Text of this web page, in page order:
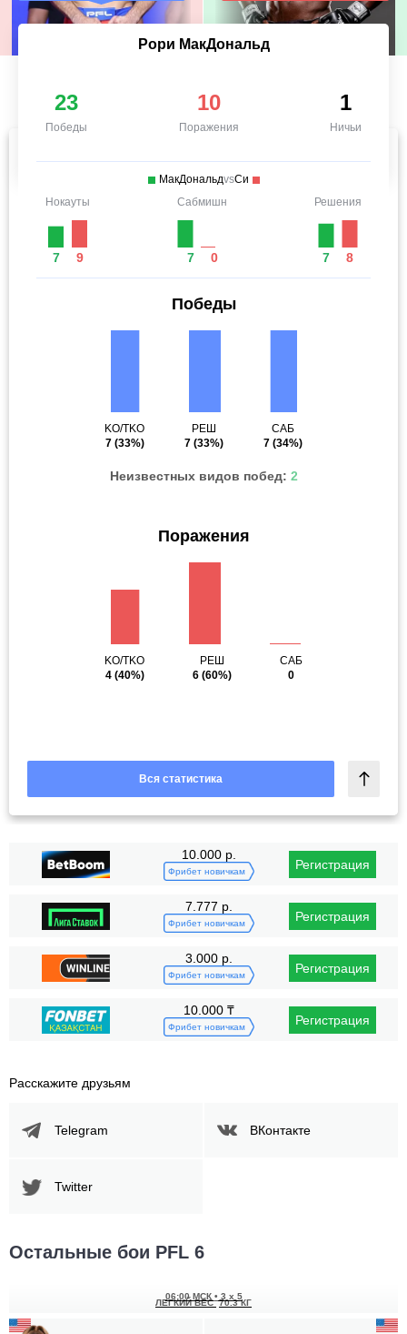
Рори МакДональд
23
Победы
10
Поражения
1
Ничьи
МакДональдvsСи
Нокауты
7 9
Сабмишн
7 0
Решения
7 8
Победы
KO/TKO
7(33%)
РЕШ
7 (33%)
САБ
7 (34%)
Неизвестных видов побед: 2
Поражения
KO/TKO
4(40%)
РЕШ
6 (60%)
САБ
0
Вся статистика
10.000 р.
Фрибет новичкам Регистрация
7.777 р.
Фрибет новичкам Регистрация
3.000 р.
Фрибет новичкам Регистрация
10.000 ₸
Фрибет новичкам Регистрация
Расскажите друзьям
Telegram ВКонтакте
Twitter
Остальные бои PFL 6
06:00 МСК • 3 x 5
ЛЕГКИЙ ВЕС 70.3 КГ